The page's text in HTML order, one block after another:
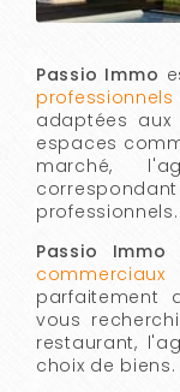
Passio Immo
adaptées aux
espaces
marché,
professionnels.
Passio Immo
commerciaux
parfaitement
vous
restaurant,
choix de biens.